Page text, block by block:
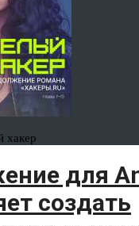
хакер
для
создать